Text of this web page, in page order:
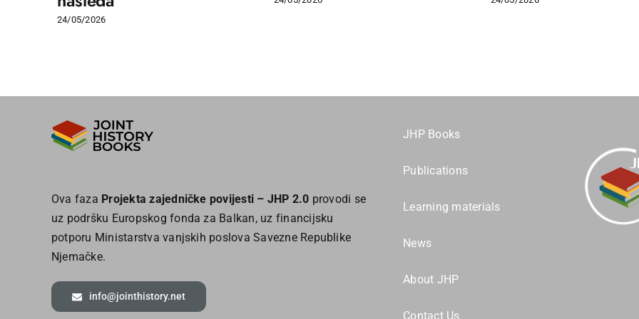
24/05/2026
Ova faza Projekta zajedničke povijesti – JHP 2.0 provodi se
uz podršku Europskog fonda za Balkan, uz financijsku
potporu Ministarstva vanjskih poslova Savezne Republike
Njemačke.
info@jointhistory.net
JHP Books
Publications
Learning materials
News
About JHP
Contact Us